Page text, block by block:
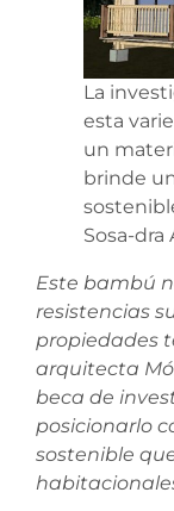
La
esta
un
brinde
Sosa-dra
Este bambú
resistencias
propiedades
arquitecta
beca de
posicionarlo
sostenible